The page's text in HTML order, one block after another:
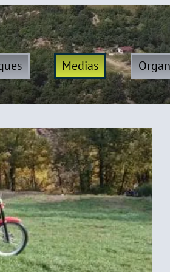
Medias